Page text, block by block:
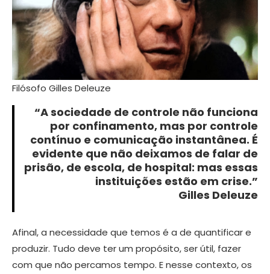
Filósofo Gilles Deleuze
“A sociedade de controle não funciona
por confinamento, mas por controle
contínuo e comunicação instantânea. É
evidente que não deixamos de falar de
prisão, de escola, de hospital: mas essas
instituições estão em crise.”
Gilles Deleuze
Afinal, a necessidade que temos é a de quantificar e
produzir. Tudo deve ter um propósito, ser útil, fazer
com que não percamos tempo. E nesse contexto, os